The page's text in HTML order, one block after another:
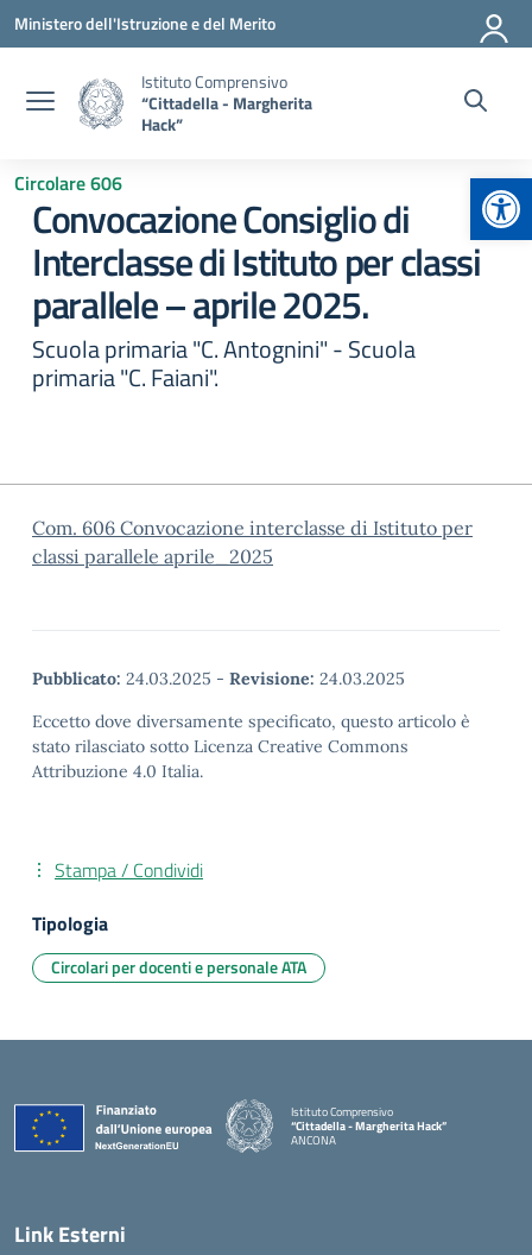
Vai ai contenuti
Vai al menu di navigazione
Vai al footer
Ministero dell'Istruzione e del Merito
Istituto Comprensivo
“Cittadella - Margherita
Hack”
Circolare 606
Convocazione Consiglio di
Interclasse di Istituto per classi
parallele – aprile 2025.
Scuola primaria "C. Antognini" - Scuola
primaria "C. Faiani".
Com. 606 Convocazione interclasse di Istituto per
classi parallele aprile_2025
Pubblicato: 24.03.2025 - Revisione: 24.03.2025
Eccetto dove diversamente specificato, questo articolo è
stato rilasciato sotto Licenza Creative Commons
Attribuzione 4.0 Italia.
Stampa / Condividi
Tipologia
Circolari per docenti e personale ATA
Istituto Comprensivo
“Cittadella - Margherita Hack”
ANCONA
Link Esterni